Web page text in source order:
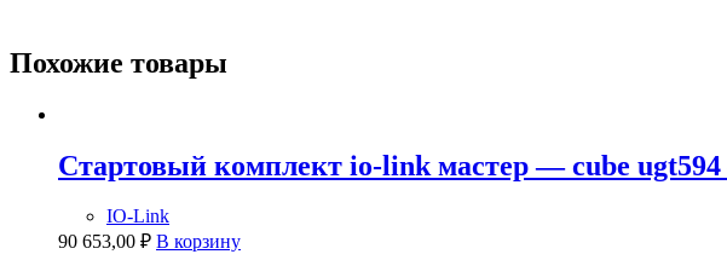
Похожие товары
Стартовый комплект io-link мастер — cube
IO-Link
90 653,00 ₽ В корзину